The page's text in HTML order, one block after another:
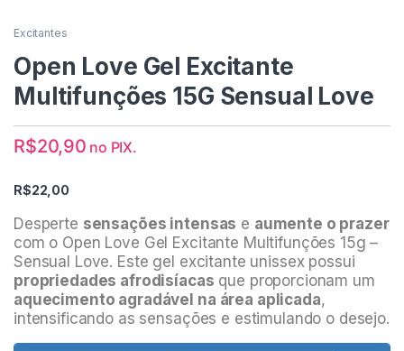
Excitantes
Open Love Gel Excitante
Multifunções 15G Sensual Love
R$20,90 no PIX.
R$22,00
Desperte sensações intensas e aumente o prazer
com o Open Love Gel Excitante Multifunções 15g –
Sensual Love. Este gel excitante unissex possui
propriedades afrodisíacas que proporcionam um
aquecimento agradável na área aplicada,
intensificando as sensações e estimulando o desejo.